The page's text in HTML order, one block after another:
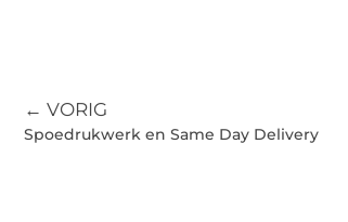
← VORIG
Spoedrukwerk en Same Day Delivery